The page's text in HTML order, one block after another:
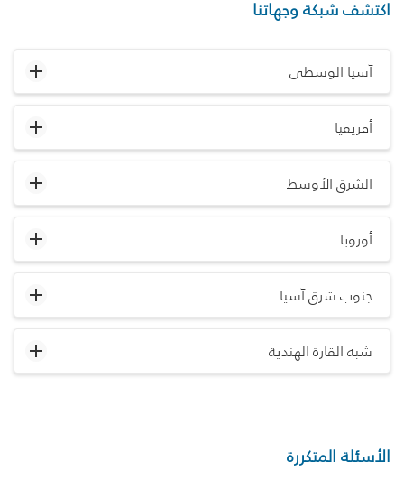
اكتشف شبكة وجهاتنا
آسيا الوسطى
أفريقيا
الشرق الأوسط
أوروبا
جنوب شرق آسيا
شبه القارة الهندية
الأسئلة المتكررة